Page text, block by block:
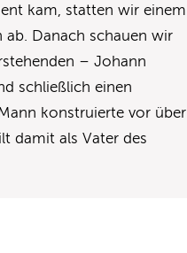
kam, statten wir einem
ab. Danach schauen wir
– Johann
schließlich einen
konstruierte vor über
damit als Vater des